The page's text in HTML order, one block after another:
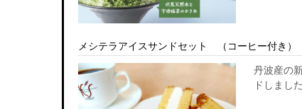
メシテラアイスサンドセット （コーヒー付き）
丹波産の
ドしまし